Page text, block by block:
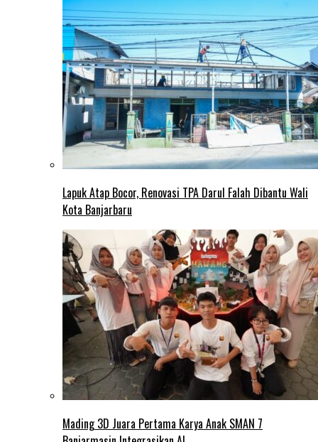
Lapuk Atap Bocor, Renovasi TPA Darul Falah Dibantu Wali
Kota Banjarbaru
Mading 3D Juara Pertama Karya Anak SMAN 7